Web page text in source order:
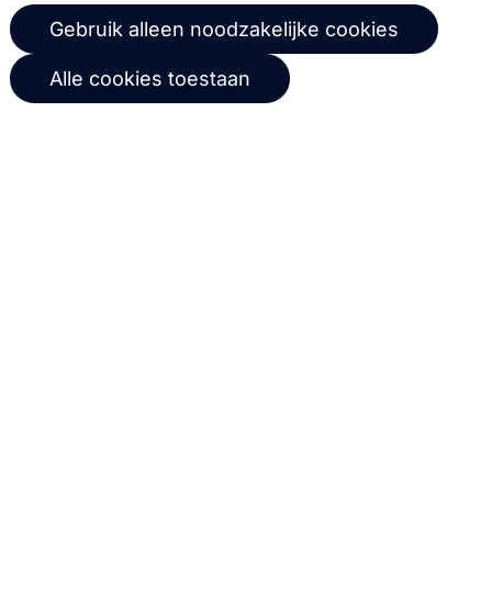
Over ons
Copernica-nieuws
Carrière bij Copernica
Copernica BV
De Ruijterkade 112
1011 AB
Gebruik alleen noodzakelijke cookies
Alle cookies toestaan